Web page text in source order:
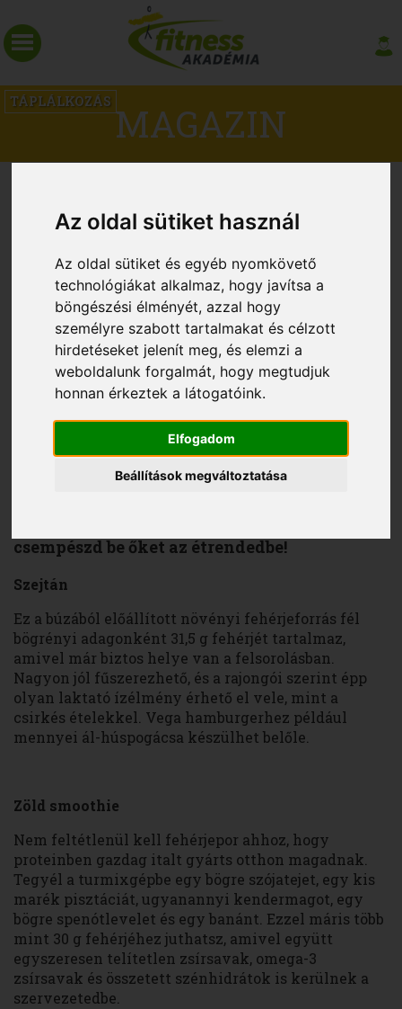
Az oldal sütiket használ
Az oldal sütiket és egyéb nyomkövető
technológiákat alkalmaz, hogy javítsa a
böngészési élményét, azzal hogy
személyre szabott tartalmakat és célzott
hirdetéseket jelenít meg, és elemzi a
weboldalunk forgalmát, hogy megtudjuk
honnan érkeztek a látogatóink.
Elfogadom
Beállítások megváltoztatása
TÁPLÁLKOZÁS MAGAZIN
A CSIRKEMELLEN TÚL
Sándor Alexandra Valéria 2016. augusztus 18.
csempészd be őket az étrendedbe!
Szejtán
Ez a búzából előállított növényi fehérjeforrás fél
bögrényi adagonként 31,5 g fehérjét tartalmaz,
amivel már biztos helye van a felsorolásban.
Nagyon jól fűszerezhető, és a rajongói szerint épp
olyan laktató ízélmény érhető el vele, mint a
csirkés ételekkel. Vega hamburgerhez például
mennyei ál-húspogácsa készülhet belőle.
Zöld smoothie
Nem feltétlenül kell fehérjepor ahhoz, hogy
proteinben gazdag italt gyárts otthon magadnak.
Tegyél a turmixgépbe egy bögre szójatejet, egy kis
marék pisztáciát, ugyanannyi kendermagot, egy
bögre spenótlevelet és egy banánt. Ezzel máris több
mint 30 g fehérjéhez juthatsz, amivel együtt
egyszeresen telítetlen zsírsavak, omega-3
zsírsavak és összetett szénhidrátok is kerülnek a
szervezetedbe.